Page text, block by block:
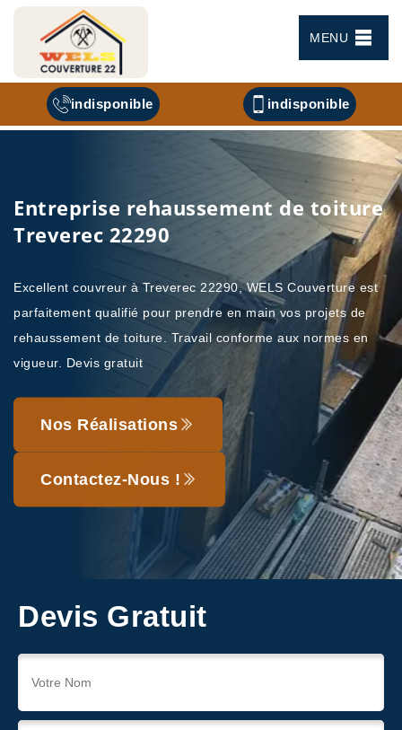
MENU
indisponible indisponible
Entreprise rehaussement de toiture
Treverec 22290
Excellent couvreur à Treverec 22290, WELS Couverture est
parfaitement qualifié pour prendre en main vos projets de
rehaussement de toiture. Travail conforme aux normes en
vigueur. Devis gratuit
Nos Réalisations
Contactez-Nous !
Devis Gratuit